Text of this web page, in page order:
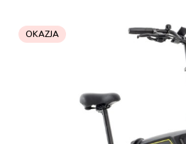
OKAZJA